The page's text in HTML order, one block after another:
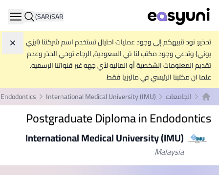
SAR
(SAR)
تحذير: نود تنبيهكم إلى وجود عمليات احتيال تستخدم اسم شركتنا (ايزي
يوني) وتدعي وجود مكتب لنا في السعودية, الرجاء توخي الحذر وعدم
تقديم المعلومات الشخصية أو الماليه لأي جهه غير قنواتنا الرسميه.
علما ان مكتبنا الرئيسي في ماليزيا فقط
الصفحة الرئيسية
الجامعات International Medical University (IMU)
Postgraduate Diploma in Endodontics
International Medical University (IMU)
Malaysia